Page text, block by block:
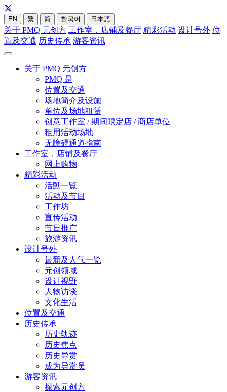
EN 繁 简 한국어 日本語
关于 PMQ 元创方 工作室，店铺及餐厅 精彩活动 设计号外 位
置及交通 历史传承 游客资讯
关于 PMQ 元创方
PMQ 是
位置及交通
场地简介及设施
单位及场地租赁
创意工作室 / 期间限定店 / 商店单位
租用活动场地
无障碍通道指南
工作室，店铺及餐厅
网上购物
精彩活动
活動一覧
活动及节目
工作坊
宣传活动
节日推广
旅游资讯
设计号外
最新及人气一览
元创领域
设计视野
人物访谈
文化生活
位置及交通
历史传承
历史轨迹
历史焦点
历史导赏
成为导赏员
游客资讯
探索元创方